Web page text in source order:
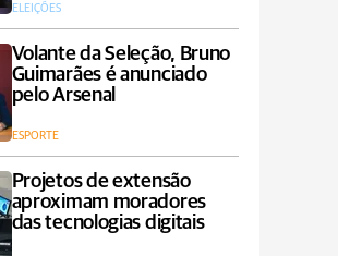
ELEIÇÕES
Volante da Seleção, Bruno
Guimarães é anunciado
pelo Arsenal
ESPORTE
Projetos de extensão
aproximam moradores
das tecnologias digitais